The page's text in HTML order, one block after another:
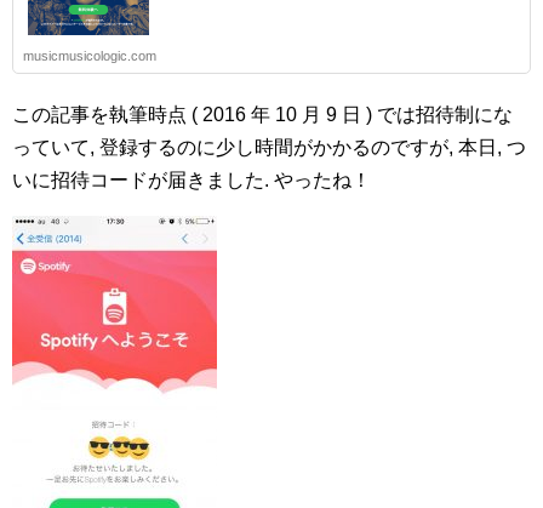
musicmusicologic.com
この記事を執筆時点 ( 2016 年 10 月 9 日 ) では招待制にな
っていて, 登録するのに少し時間がかかるのですが, 本日, つ
いに招待コードが届きました. やったね！